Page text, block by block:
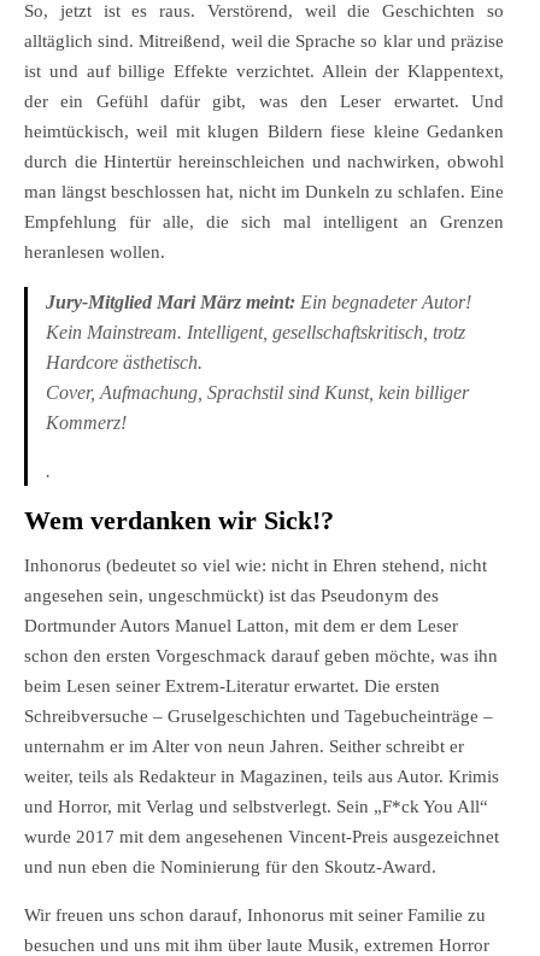
So, jetzt ist es raus. Verstörend, weil die Geschichten so
alltäglich sind. Mitreißend, weil die Sprache so klar und präzise
ist und auf billige Effekte verzichtet. Allein der Klappentext,
der ein Gefühl dafür gibt, was den Leser erwartet. Und
heimtückisch, weil mit klugen Bildern fiese kleine Gedanken
durch die Hintertür hereinschleichen und nachwirken, obwohl
man längst beschlossen hat, nicht im Dunkeln zu schlafen. Eine
Empfehlung für alle, die sich mal intelligent an Grenzen
heranlesen wollen.
Jury-Mitglied Mari März meint: Ein begnadeter Autor!
Kein Mainstream. Intelligent, gesellschaftskritisch, trotz
Hardcore ästhetisch.
Cover, Aufmachung, Sprachstil sind Kunst, kein billiger
Kommerz!
.
Wem verdanken wir Sick!?
Inhonorus (bedeutet so viel wie: nicht in Ehren stehend, nicht
angesehen sein, ungeschmückt) ist das Pseudonym des
Dortmunder Autors Manuel Latton, mit dem er dem Leser
schon den ersten Vorgeschmack darauf geben möchte, was ihn
beim Lesen seiner Extrem-Literatur erwartet. Die ersten
Schreibversuche – Gruselgeschichten und Tagebucheinträge –
unternahm er im Alter von neun Jahren. Seither schreibt er
weiter, teils als Redakteur in Magazinen, teils aus Autor. Krimis
und Horror, mit Verlag und selbstverlegt. Sein „F*ck You All“
wurde 2017 mit dem angesehenen Vincent-Preis ausgezeichnet
und nun eben die Nominierung für den Skoutz-Award.
Wir freuen uns schon darauf, Inhonorus mit seiner Familie zu
besuchen und uns mit ihm über laute Musik, extremen Horror